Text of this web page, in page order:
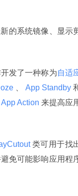
的系统镜像、显示
发了一种称为自适
App Standby
App Action 来提高应
类可用于找
免可能影响应用程